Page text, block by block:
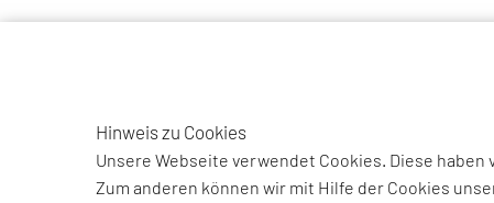
EFESO Management Consultants
Hinweis zu Cookies
Unsere Webseite verwendet Cookies. Diese
Zum anderen können wir mit Hilfe der Cookies